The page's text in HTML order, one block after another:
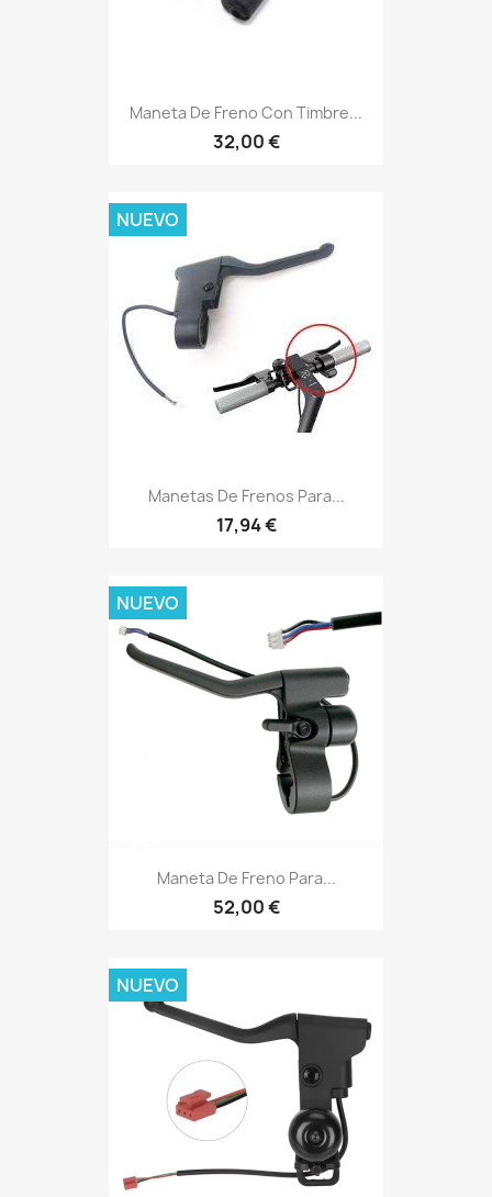
Maneta De Freno Con Timbre...
32,00 €
Manetas De Frenos Para...
17,94 €
NUEVO
Maneta De Freno Para...
52,00 €
NUEVO
NUEVO